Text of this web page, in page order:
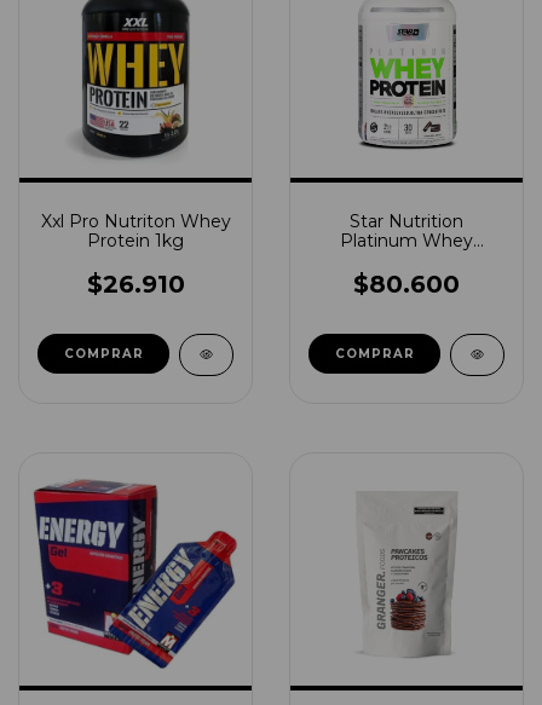
Xxl Pro Nutriton Whey
Protein 1kg
$26.910
COMPRAR
Star Nutrition
Platinum Whey
$80.600
COMPRAR